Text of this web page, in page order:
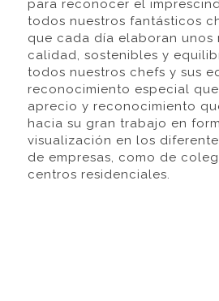
para reconocer el
todos nuestros fantásticos
que cada día elaboran unos
calidad, sostenibles y
todos nuestros chefs y sus
reconocimiento especial
aprecio y reconocimiento
hacia su gran trabajo en
visualización en los
de empresas, como de
centros residenciales.